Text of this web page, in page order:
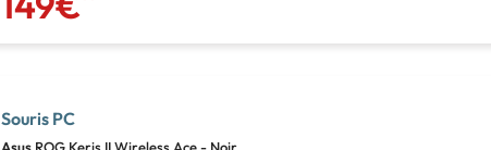
Souris PC